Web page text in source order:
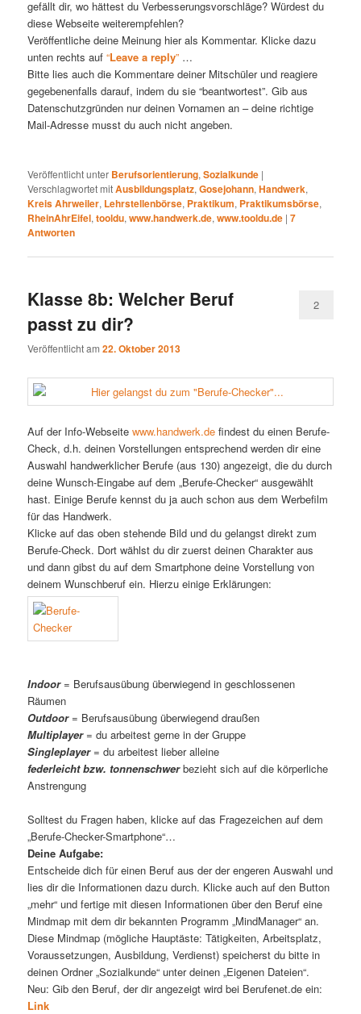
gefällt dir, wo hättest du Verbesserungsvorschläge? Würdest du
diese Webseite weiterempfehlen?
Veröffentliche deine Meinung hier als Kommentar. Klicke dazu
unten rechts auf“Leave a reply” …
Bitte lies auch die Kommentare deiner Mitschüler und reagiere
gegebenenfalls darauf, indem du sie “beantwortest”. Gib aus
Datenschutzgründen nur deinen Vornamen an – deine richtige
Mail-Adresse musst du auch nicht angeben.
Veröffentlicht unter Berufsorientierung,Sozialkunde |
Verschlagwortet mitAusbildungsplatz,Gosejohann,Handwerk,
Kreis Ahrweiler, Lehrstellenbörse, Praktikum, Praktikumsbörse,
RheinAhrEifel,tooldu,www.handwerk.de,www.tooldu.de |7
Antworten
Klasse 8b: Welcher Beruf
passt zu dir?
Veröffentlicht am22. Oktober 2013
2
Auf der Info-Webseite www.handwerk.de findest du einen Berufe-
Check, d.h. deinen Vorstellungen entsprechend werden dir eine
Auswahl handwerklicher Berufe (aus 130) angezeigt, die du durch
deine Wunsch-Eingabe auf dem „Berufe-Checker“ ausgewählt
hast. Einige Berufe kennst du ja auch schon aus dem Werbefilm
für das Handwerk.
Klicke auf das oben stehende Bild und du gelangst direkt zum
Berufe-Check. Dort wählst du dir zuerst deinen Charakter aus
und dann gibst du auf dem Smartphone deine Vorstellung von
deinem Wunschberuf ein. Hierzu einige Erklärungen:
Indoor = Berufsausübung überwiegend in geschlossenen
Räumen
Outdoor = Berufsausübung überwiegend draußen
Multiplayer = du arbeitest gerne in der Gruppe
Singleplayer = du arbeitest lieber alleine
federleicht bzw. tonnenschwerbezieht sich auf die körperliche
Anstrengung
Solltest du Fragen haben, klicke auf das Fragezeichen auf dem
„Berufe-Checker-Smartphone“…
Deine Aufgabe:
Entscheide dich für einen Beruf aus der der engeren Auswahl und
lies dir die Informationen dazu durch. Klicke auch auf den Button
„mehr“ und fertige mit diesen Informationen über den Beruf eine
Mindmap mit dem dir bekannten Programm „MindManager“ an.
Diese Mindmap (mögliche Hauptäste: Tätigkeiten, Arbeitsplatz,
Voraussetzungen, Ausbildung, Verdienst) speicherst du bitte in
deinen Ordner „Sozialkunde“ unter deinen „Eigenen Dateien“.
Neu: Gib den Beruf, der dir angezeigt wird bei Berufenet.de ein:
Link